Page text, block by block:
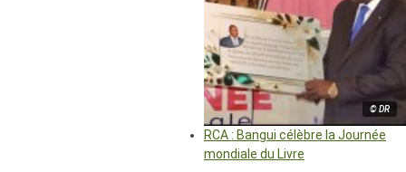
© DR
RCA : Bangui célèbre la Journée
mondiale du Livre